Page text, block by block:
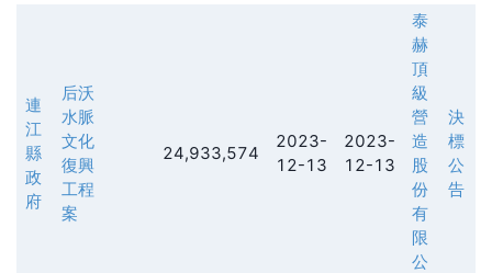
連
江
縣
政
府
后沃
水脈
文化
復興
工程
案
24,933,574
2023-
12-13
2023-
12-13
泰
赫
頂
級
營
造
股
份
有
限
公
決
標
公
告